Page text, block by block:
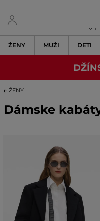
ŽENY MUŽI DETI
ŽENY
Dámske